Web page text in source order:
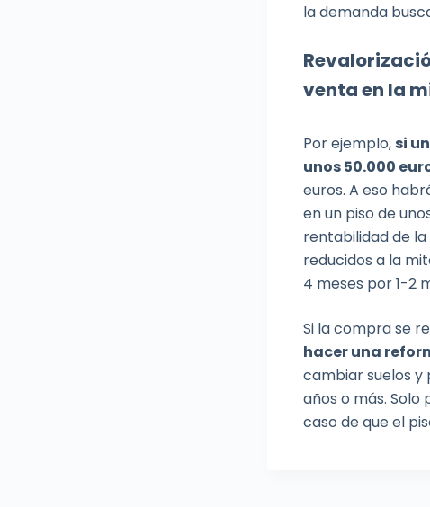
la demanda
venta en la
Por ejemplo, si
unos 50.000
euros. A eso
en un piso de
rentabilidad de la
reducidos a la
4 meses por 1-2
Si la compra se
hacer una
cambiar suelos y
años o más. Solo
caso de que el